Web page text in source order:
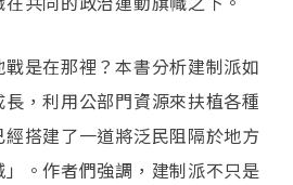
是在那裡？本書分析建制派如
，利用公部門資源來扶植各種
搭建了一道將泛民阻隔於地方
。作者們強調，建制派不只是